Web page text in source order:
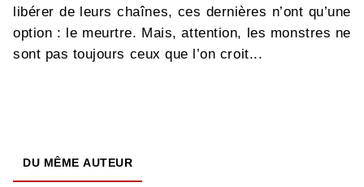
libérer de leurs chaînes, ces dernières n’ont qu’une
option : le meurtre. Mais, attention, les monstres ne
sont pas toujours ceux que l’on croit...
DU MÊME AUTEUR